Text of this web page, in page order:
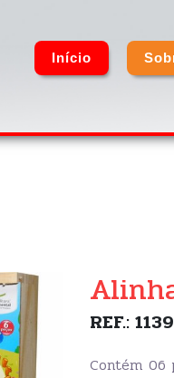
Início
REF.: 1139
Contém 06